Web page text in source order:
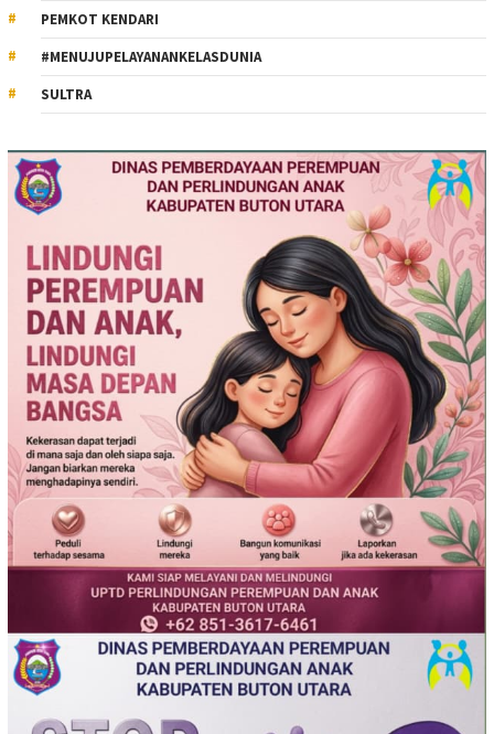
PEMKOT KENDARI
#MENUJUPELAYANANKELASDUNIA
SULTRA